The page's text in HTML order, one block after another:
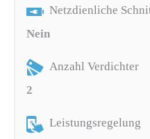
Netzdienliche
Nein
Anzahl Verdichter
2
Leistungsregelung